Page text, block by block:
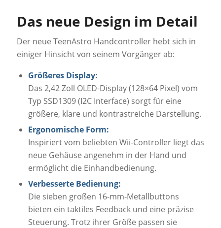
Das neue Design im Detail
Der neue TeenAstro Handcontroller hebt sich in
einiger Hinsicht von seinem Vorgänger ab:
Größeres Display:
Das 2,42 Zoll OLED-Display (128×64 Pixel) vom
Typ SSD1309 (I2C Interface) sorgt für eine
größere, klare und kontrastreiche Darstellung.
Ergonomische Form:
Inspiriert vom beliebten Wii-Controller liegt das
neue Gehäuse angenehm in der Hand und
ermöglicht die Einhandbedienung.
Verbesserte Bedienung:
Die sieben großen 16-mm-Metallbuttons
bieten ein taktiles Feedback und eine präzise
Steuerung. Trotz ihrer Größe passen sie